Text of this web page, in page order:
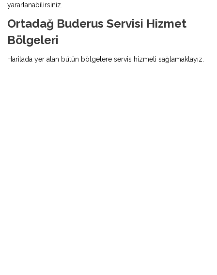
yararlanabilirsiniz.
Ortadağ Buderus Servisi Hizmet
Bölgeleri
Haritada yer alan bütün bölgelere servis hizmeti sağlamaktayız.